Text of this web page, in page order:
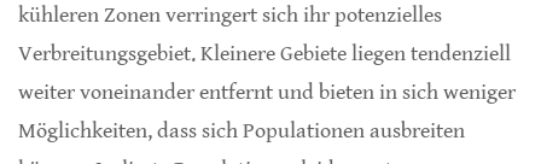
kühleren Zonen verringert sich ihr potenzielles
Verbreitungsgebiet. Kleinere Gebiete liegen tendenziell
weiter voneinander entfernt und bieten in sich weniger
Möglichkeiten, dass sich Populationen ausbreiten